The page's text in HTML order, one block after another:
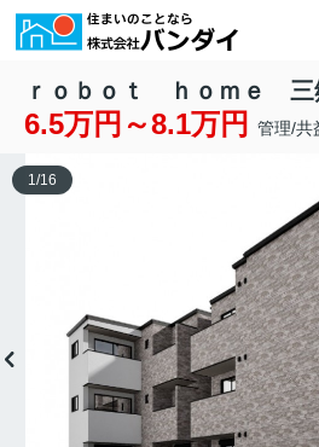
ｒｏｂｏｔ ｈｏｍｅ 三
6.5万円～8.1万円 管理/共
1/16